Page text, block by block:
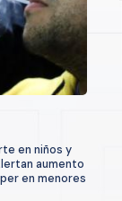
en niños y
aumento
en menores